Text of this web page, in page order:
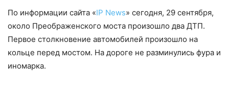
По информации сайта «IP News» сегодня, 29 сентября,
около Преображенского моста произошло два ДТП.
Первое столкновение автомобилей произошло на
кольце перед мостом. На дороге не разминулись фура и
иномарка.